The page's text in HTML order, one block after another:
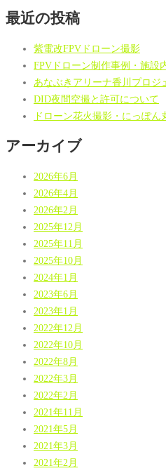
最近の投稿
紫電改FPVドローン撮影
FPVドローン制作事例・施設
あなぶきアリーナ香川プロジ
DID夜間空撮と許可について
ドローン花火撮影・にっぽん
アーカイブ
2026年6月
2026年4月
2026年2月
2025年12月
2025年11月
2025年10月
2024年1月
2023年6月
2023年1月
2022年12月
2022年10月
2022年8月
2022年3月
2022年2月
2021年11月
2021年5月
2021年3月
2021年2月